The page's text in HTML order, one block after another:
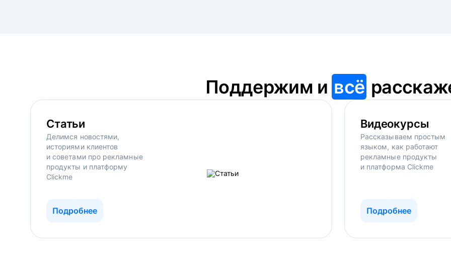
Поддержим и всё
Статьи
Делимся новостями,
историями клиентов
и советами про рекламные
продукты и платформу
Clickme
Подробнее
Видеокурсы
Рассказываем простым
языком, как работают
рекламные продукты
и платформа Clickme
Подробнее